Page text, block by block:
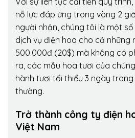
nỗ lực đáp ứng trong vòng 2
người nhận, chúng tôi là một
dịch vụ điện hoa cho cả những
500.000đ (20$) mà không có
ra, các mẫu hoa tươi của
hành tươi tối thiểu 3 ngày trong
thường.
Trở thành công ty điện
Việt Nam